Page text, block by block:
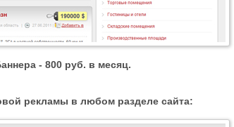
- 800 руб. в месяц.
рекламы в любом разделе сайта: